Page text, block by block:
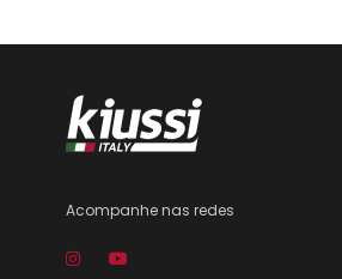
Acompanhe nas redes